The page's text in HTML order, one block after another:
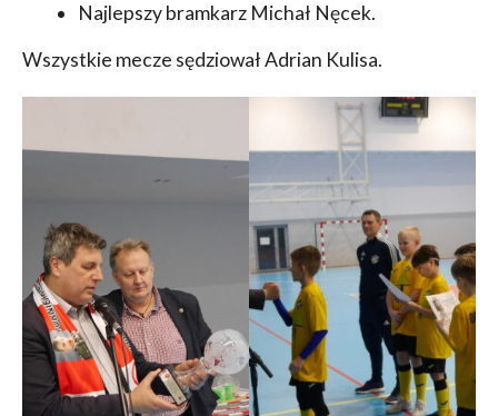
Najlepszy bramkarz Michał Nęcek.
Wszystkie mecze sędziował Adrian Kulisa.